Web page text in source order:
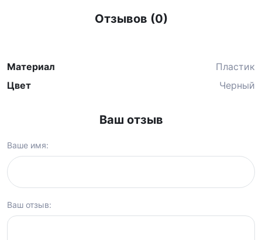
Отзывов (0)
Материал
Пластик
Цвет
Черный
Ваш отзыв
Ваше имя:
Ваш отзыв: